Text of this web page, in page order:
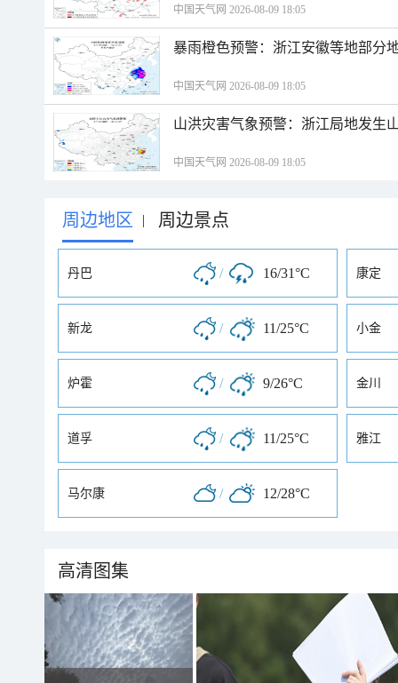
中国天气网 2026-08-09 18:05
暴雨橙色预警：浙江安徽等地部分
中国天气网 2026-08-09 18:05
山洪灾害气象预警：浙江局地发生
中国天气网 2026-08-09 18:05
周边地区 | 周边景点
丹巴 / 16/31°C 康定
新龙 / 11/25°C 小金
炉霍 / 9/26°C 金川
道孚 / 11/25°C 雅江
马尔康 / 12/28°C
高清图集